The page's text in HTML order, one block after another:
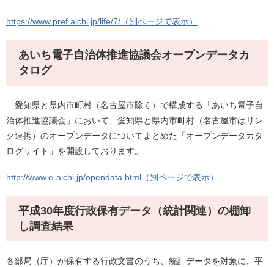
https://www.pref.aichi.jp/life/7/（別ページで表示）
あいち電子自治体推進協議会オープンデータカ
タログ
愛知県と県内市町村（名古屋市除く）で構成する「あいち電子自
治体推進協議会」において、愛知県と県内市町村（名古屋市はリン
ク連携）のオープンデータについてまとめた「オープンデータカタ
ログサイト」を開設しております。
http://www.e-aichi.jp/opendata.html（別ページで表示）
平成30年度行政保有データ（統計関連）の棚卸
し調査結果
各部局（庁）が保有する行政文書のうち、統計データを対象に、平